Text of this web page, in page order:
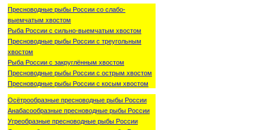
Пресноводные рыбы России со слабо-
выемчатым хвостом
Рыба России с сильно-выемчатым хвостом
Пресноводные рыбы России с треугольным
хвостом
Рыба России с закруглённым хвостом
Пресноводные рыбы России с острым хвостом
Пресноводные рыбы России с косым хвостом
Осётрообразные пресноводные рыбы России
Анабасообразные пресноводные рыбы России
Угреобразные пресноводные рыбы России